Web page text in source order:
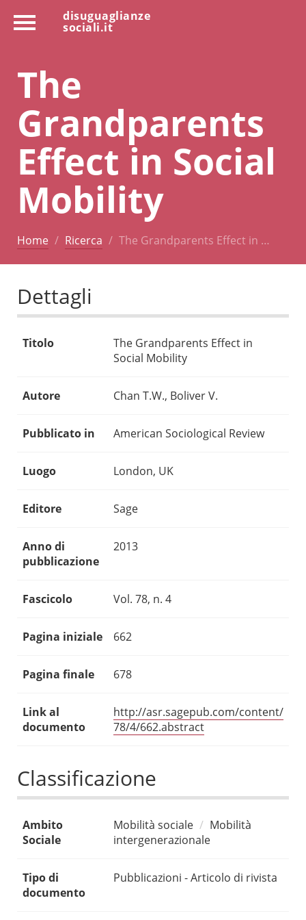
disuguaglianze
sociali.it
The
Grandparents
Effect in Social
Mobility
Home Ricerca The Grandparents Effect in …
Dettagli
Titolo
The Grandparents Effect in
Social Mobility
Autore Chan T.W., Boliver V.
Pubblicato in American Sociological Review
Luogo London, UK
Editore Sage
Anno di
pubblicazione
2013
Fascicolo Vol. 78, n. 4
Pagina iniziale 662
Pagina finale 678
Link al
documento
http://asr.sagepub.com/content/
78/4/662.abstract
Classificazione
Ambito
Sociale
Mobilità sociale
Mobilità
intergenerazionale
Tipo di
documento
Pubblicazioni - Articolo di rivista